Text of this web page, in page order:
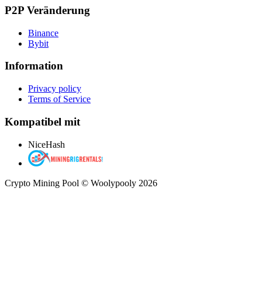
P2P Veränderung
Binance
Bybit
Information
Privacy policy
Terms of Service
Kompatibel mit
NiceHash
Crypto Mining Pool © Woolypooly 2026